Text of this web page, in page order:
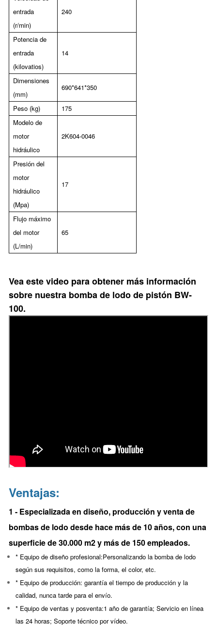
entrada
(r/min)
240
Potencia de
entrada
(kilovatios)
14
Dimensiones
(mm)
690*641*350
Peso (kg)
175
Modelo de
motor
hidráulico
2K604-0046
Presión del
motor
hidráulico
(Mpa)
17
Flujo máximo
del motor
(L/min)
65
Vea este video para obtener más información
sobre nuestra bomba de lodo de pistón BW-
100.
Ventajas:
1 - Especializada en diseño, producción y venta de
bombas de lodo desde hace más de 10 años, con una
superficie de 30.000 m2 y más de 150 empleados.
* Equipo de diseño profesional:Personalizando la bomba de lodo
según sus requisitos, como la forma, el color, etc.
* Equipo de producción: garantíael tiempo de producción y la
calidad, nunca tarde para el envío.
* Equipo de ventas y posventa:1 año de garantía; Servicio en línea
las 24 horas; Soporte técnico por vídeo.